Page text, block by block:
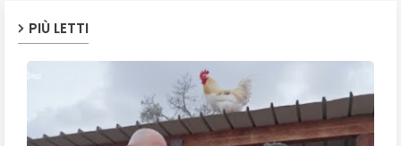
PIÙ LETTI